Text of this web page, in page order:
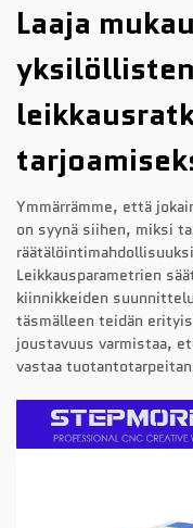
Laaja
yksilöllisten
Ymmärrämme, että
on syynä siihen, miksi
Leikkausparametrien
kiinnikkeiden
täsmälleen teidän
joustavuus varmistaa,
vastaa